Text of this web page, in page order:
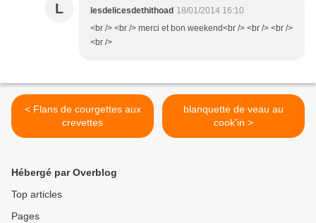
L lesdelicesdethithoad 18/01/2014 16:10
<br /> <br /> merci et bon weekend<br /> <br /> <br />
<br />
< Flans de courgettes aux
crevettes
blanquette de veau au
cook'in >
Hébergé par Overblog
Top articles
Pages